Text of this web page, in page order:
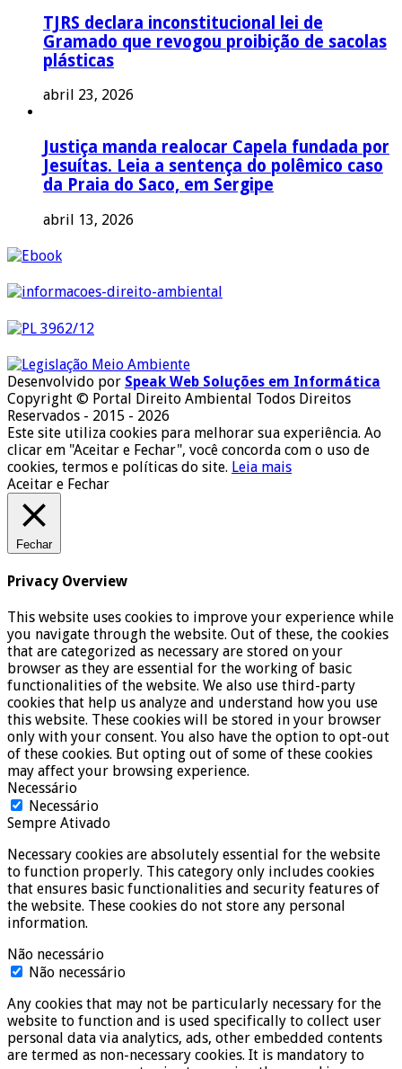
TJRS declara inconstitucional lei de
Gramado que revogou proibição de sacolas
plásticas
abril 23, 2026
Justiça manda realocar Capela fundada por
Jesuítas. Leia a sentença do polêmico caso
da Praia do Saco, em Sergipe
abril 13, 2026
Desenvolvido por Speak Web Soluções em Informática
Copyright © Portal Direito Ambiental Todos Direitos
Reservados - 2015 - 2026
Este site utiliza cookies para melhorar sua experiência. Ao
clicar em "Aceitar e Fechar", você concorda com o uso de
cookies, termos e políticas do site. Leia mais
Aceitar e Fechar
Fechar
Privacy Overview
This website uses cookies to improve your experience while
you navigate through the website. Out of these, the cookies
that are categorized as necessary are stored on your
browser as they are essential for the working of basic
functionalities of the website. We also use third-party
cookies that help us analyze and understand how you use
this website. These cookies will be stored in your browser
only with your consent. You also have the option to opt-out
of these cookies. But opting out of some of these cookies
may affect your browsing experience.
Necessário
Necessário
Sempre Ativado
Necessary cookies are absolutely essential for the website
to function properly. This category only includes cookies
that ensures basic functionalities and security features of
the website. These cookies do not store any personal
information.
Não necessário
Não necessário
Any cookies that may not be particularly necessary for the
website to function and is used specifically to collect user
personal data via analytics, ads, other embedded contents
are termed as non-necessary cookies. It is mandatory to